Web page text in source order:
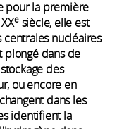
pour la première
esiècle, elle est
nucléaires
plongé dans de
des
ou encore en
dans les
identifient la